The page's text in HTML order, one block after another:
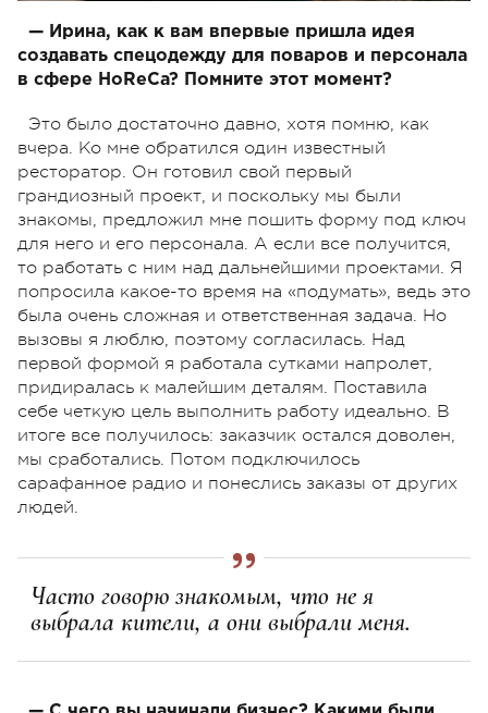
— Ирина, как к вам впервые пришла идея
создавать спецодежду для поваров и персонала
в сфере HoReCa? Помните этот момент?
Это было достаточно давно, хотя помню, как
вчера. Ко мне обратился один известный
ресторатор. Он готовил свой первый
грандиозный проект, и поскольку мы были
знакомы, предложил мне пошить форму под ключ
для него и его персонала. А если все получится,
то работать с ним над дальнейшими проектами. Я
попросила какое-то время на «подумать», ведь это
была очень сложная и ответственная задача. Но
вызовы я люблю, поэтому согласилась. Над
первой формой я работала сутками напролет,
придиралась к малейшим деталям. Поставила
себе четкую цель выполнить работу идеально. В
итоге все получилось: заказчик остался доволен,
мы сработались. Потом подключилось
сарафанное радио и понеслись заказы от других
людей.
Часто говорю знакомым, что не я
выбрала кители, а они выбрали меня.